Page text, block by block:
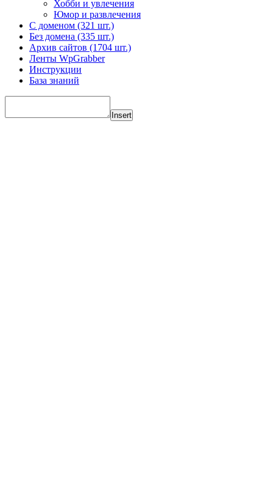
Хобби и увлечения
Юмор и развлечения
С доменом (321 шт.)
Без домена (335 шт.)
Архив сайтов (1704 шт.)
Ленты WpGrabber
Инструкции
База знаний
Insert